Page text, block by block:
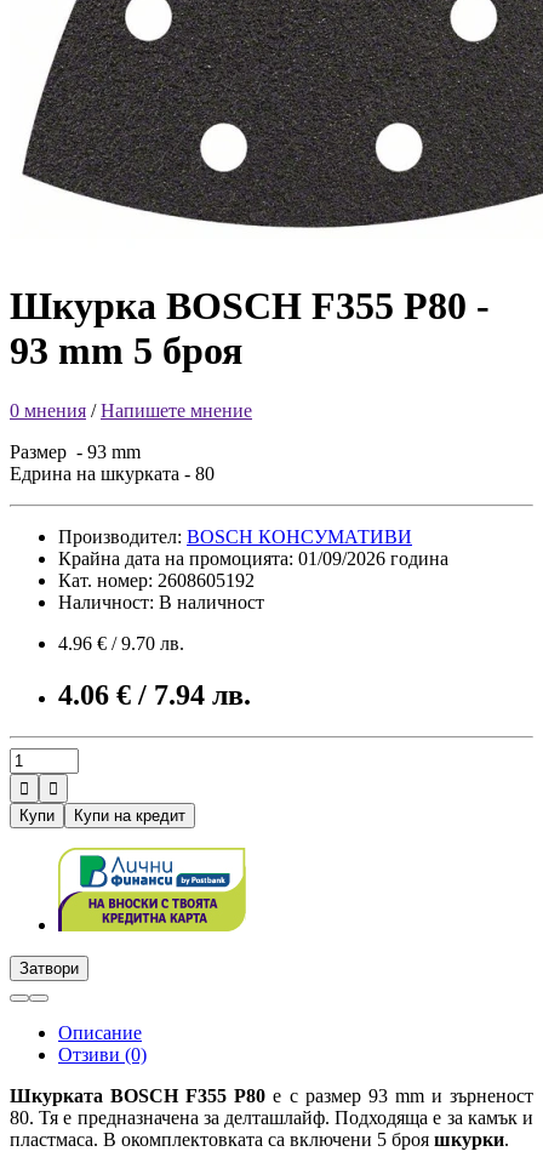
Шкурка BOSCH F355 P80 -
93 mm 5 броя
0 мнения /Напишете мнение
Размер - 93 mm
Едрина на шкурката - 80
Производител: BOSCH КОНСУМАТИВИ
Крайна дата на промоцията: 01/09/2026 година
Кат. номер: 2608605192
Наличност: В наличност
4.96 € / 9.70 лв.
4.06 € / 7.94 лв.


Купи
Купи на кредит
Затвори
Описание
Отзиви (0)
Шкурката BOSCHF355 P80е с размер 93 mm и зърненост
80. Тя е предназначена за делташлайф. Подходяща е за камък и
пластмаса. В окомплектовката са включени 5 броя шкурки.